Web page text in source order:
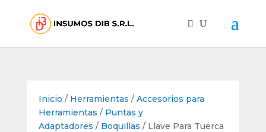
Inicio / Herramientas / Accesorios para
Herramientas / Puntas y
Adaptadores / Boquillas / Llave Para Tuerca